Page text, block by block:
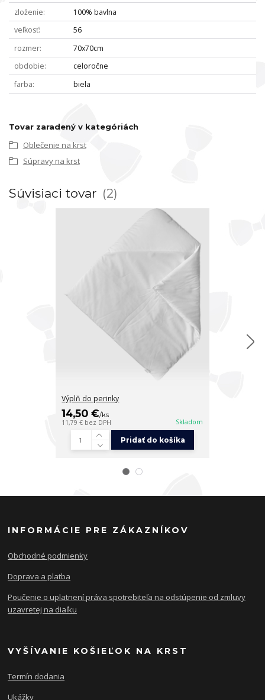
zloženie
100% bavlna
veľkosť
56
rozmer
70x70cm
obdobie
celoročne
farba
biela
Tovar zaradený v kategóriách
Oblečenie na krst
Súpravy na krst
Súvisiaci tovar 2
Výplň do perinky
14,50 €/ks
11,79 € bez DPH Skladom
Pridať do košíka
INFORMÁCIE PRE ZÁKAZNÍKOV
Obchodné podmienky
Doprava a platba
Poučenie o uplatnení práva spotrebiteľa na odstúpenie od zmluvy
uzavretej na diaľku
VYŠÍVANIE KOŠIEĽOK NA KRST
Termín dodania
Ukážky